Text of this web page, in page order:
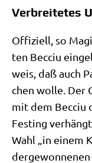
Verbreitetes
Offi­zi­ell, so
ten Becciu
weis, daß auch
chen wol­le. Der
mit dem Becciu
Fest­ing
Wahl „in einem